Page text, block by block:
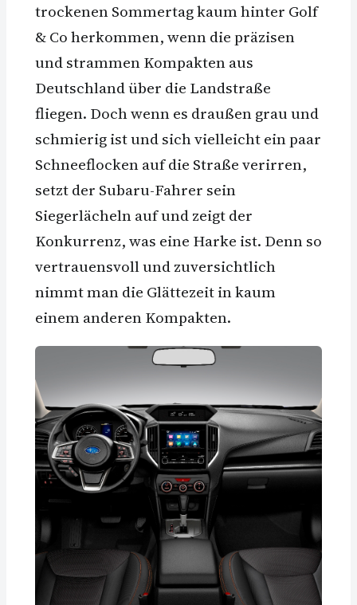
trockenen Sommertag kaum hinter Golf
& Co herkommen, wenn die präzisen
und strammen Kompakten aus
Deutschland über die Landstraße
fliegen. Doch wenn es draußen grau und
schmierig ist und sich vielleicht ein paar
Schneeflocken auf die Straße verirren,
setzt der Subaru-Fahrer sein
Siegerlächeln auf und zeigt der
Konkurrenz, was eine Harke ist. Denn so
vertrauensvoll und zuversichtlich
nimmt man die Glättezeit in kaum
einem anderen Kompakten.